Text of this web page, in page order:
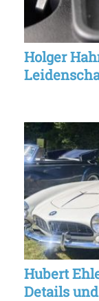
Holger
Hubert
Details